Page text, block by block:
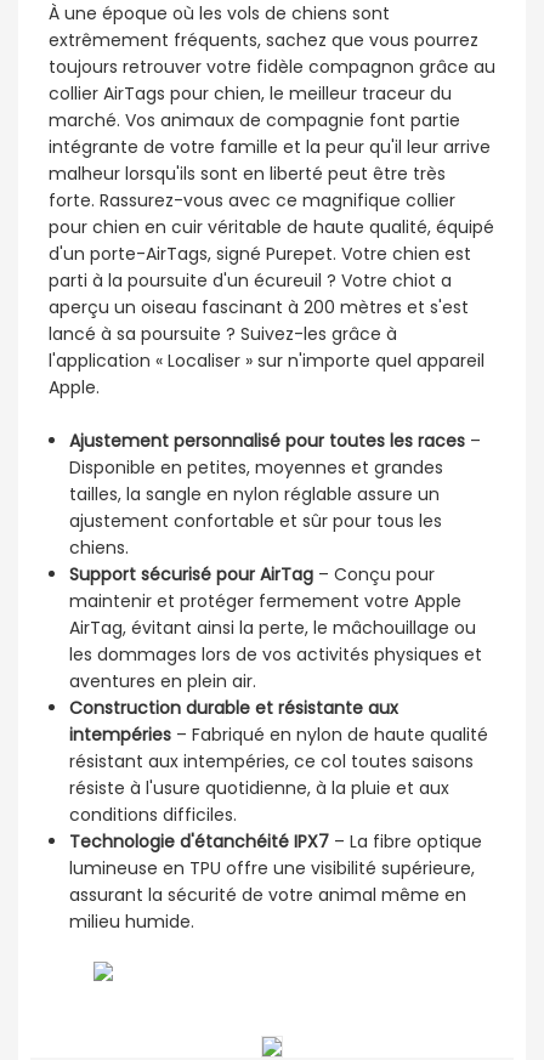
À une époque où les vols de chiens sont
extrêmement fréquents, sachez que vous pourrez
toujours retrouver votre fidèle compagnon grâce au
collier AirTags pour chien, le meilleur traceur du
marché. Vos animaux de compagnie font partie
intégrante de votre famille et la peur qu'il leur arrive
malheur lorsqu'ils sont en liberté peut être très
forte. Rassurez-vous avec ce magnifique collier
pour chien en cuir véritable de haute qualité, équipé
d'un porte-AirTags, signé Purepet. Votre chien est
parti à la poursuite d'un écureuil ? Votre chiot a
aperçu un oiseau fascinant à 200 mètres et s'est
lancé à sa poursuite ? Suivez-les grâce à
l'application « Localiser » sur n'importe quel appareil
Apple.
Ajustement personnalisé pour toutes les races–
Disponible en petites, moyennes et grandes
tailles, la sangle en nylon réglable assure un
ajustement confortable et sûr pour tous les
chiens.
Support sécurisé pour AirTag– Conçu pour
maintenir et protéger fermement votre Apple
AirTag, évitant ainsi la perte, le mâchouillage ou
les dommages lors de vos activités physiques et
aventures en plein air.
Construction durable et résistante aux
intempéries– Fabriqué en nylon de haute qualité
résistant aux intempéries, ce col toutes saisons
résiste à l'usure quotidienne, à la pluie et aux
conditions difficiles.
Technologie d'étanchéité IPX7– La fibre optique
lumineuse en TPU offre une visibilité supérieure,
assurant la sécurité de votre animal même en
milieu humide.